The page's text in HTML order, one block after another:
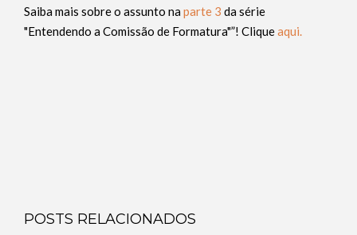
Saiba mais sobre o assunto na parte 3 da série
"Entendendo a Comissão de Formatura"”! Cliqueaqui.
POSTS RELACIONADOS